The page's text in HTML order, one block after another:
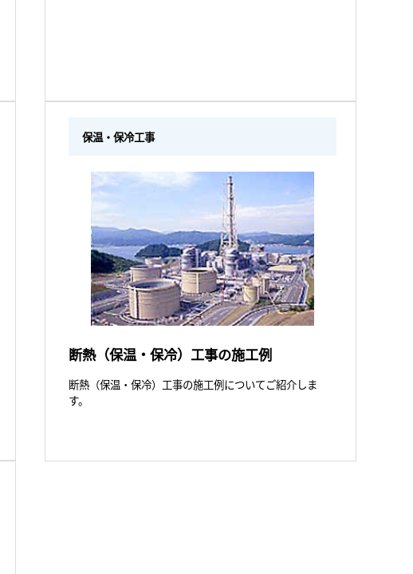
保温・保冷工事
断熱（保温・保冷）工事の施工例
断熱（保温・保冷）工事の施工例についてご紹介しま
す。